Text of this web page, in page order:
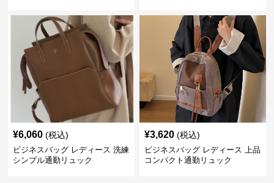
¥6,060 (税込)
ビジネスバッグ レディース 洗練
シンプル通勤リュック
¥3,620 (税込)
ビジネスバッグ レディース 上品
コンパクト通勤リュック